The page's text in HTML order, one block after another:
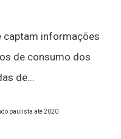
captam informações
de consumo dos
de...